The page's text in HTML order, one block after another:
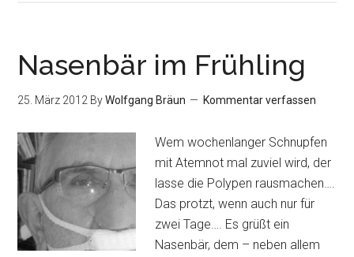
Nasenbär im Frühling
25. März 2012 ByWolfgang Bräun Kommentar verfassen
Wem wochenlanger Schnupfen
mit Atemnot mal zuviel wird, der
lasse die Polypen rausmachen….
Das protzt, wenn auch nur für
zwei Tage…. Es grüßt ein
Nasenbär, dem – neben allem